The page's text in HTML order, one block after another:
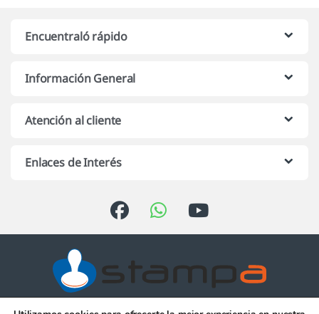
Encuentraló rápido
Información General
Atención al cliente
Enlaces de Interés